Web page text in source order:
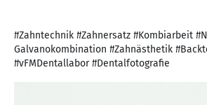
#Zahntechnik #Zahnersatz #Kombiarbeit
Galvanokombination #Zahnästhetik
#vFMDentallabor #Dentalfotografie